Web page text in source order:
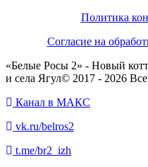
Политика
Согласие на
«Белые Росы 2» - Новый
и села Ягул© 2017 - 2026
Канал в МАКС
vk.ru/belros2
t.me/br2_izh